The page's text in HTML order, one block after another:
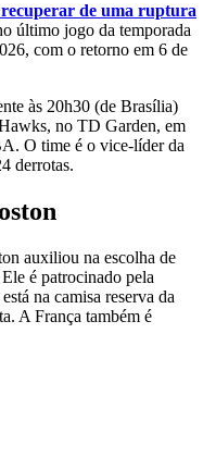
de uma ruptura
último jogo da temporada
com o retorno em 6 de
às 20h30 (de Brasília)
no TD Garden, em
O time é o vice-líder da
derrotas.
auxiliou na escolha de
é patrocinado pela
na camisa reserva da
A França também é